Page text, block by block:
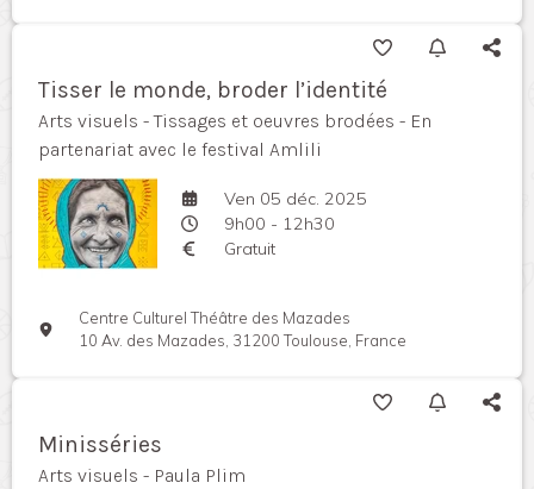
Tisser le monde, broder l’identité
Arts visuels - Tissages et oeuvres brodées - En
partenariat avec le festival Amlili
Ven 05 déc. 2025
9h00 - 12h30
Gratuit
Centre Culturel Théâtre des Mazades
10 Av. des Mazades, 31200 Toulouse, France
Minisséries
Arts visuels - Paula Plim